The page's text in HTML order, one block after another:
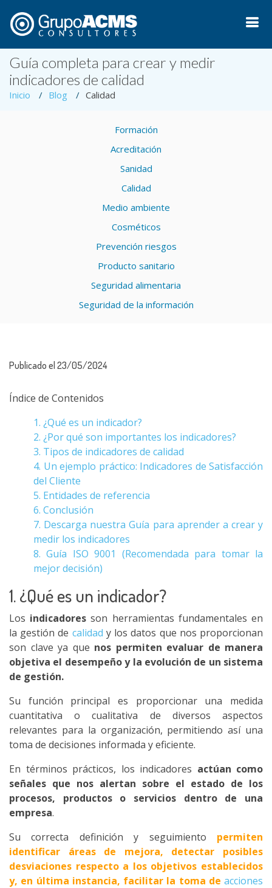
Guía completa para crear y medir
indicadores de calidad
Inicio Blog Calidad
Formación
Acreditación
Sanidad
Calidad
Medio ambiente
Cosméticos
Prevención riesgos
Producto sanitario
Seguridad alimentaria
Seguridad de la información
Publicado el 23/05/2024
Índice de Contenidos
1. ¿Qué es un indicador?
2. ¿Por qué son importantes los indicadores?
3. Tipos de indicadores de calidad
4. Un ejemplo práctico: Indicadores de Satisfacción
del Cliente
5. Entidades de referencia
6. Conclusión
7. Descarga nuestra Guía para aprender a crear y
medir los indicadores
8. Guía ISO 9001 (Recomendada para tomar la
mejor decisión)
1. ¿Qué es un indicador?
Los indicadores son herramientas fundamentales en
la gestión de calidad y los datos que nos proporcionan
son clave ya que nos permiten evaluar de manera
objetiva el desempeño y la evolución de un sistema
de gestión.
Su función principal es proporcionar una medida
cuantitativa o cualitativa de diversos aspectos
relevantes para la organización, permitiendo así una
toma de decisiones informada y eficiente.
En términos prácticos, los indicadores actúan como
señales que nos alertan sobre el estado de los
procesos, productos o servicios dentro de una
empresa.
Su correcta definición y seguimiento permiten
identificar áreas de mejora, detectar posibles
desviaciones respecto a los objetivos establecidos
y, en última instancia, facilitar la toma de acciones